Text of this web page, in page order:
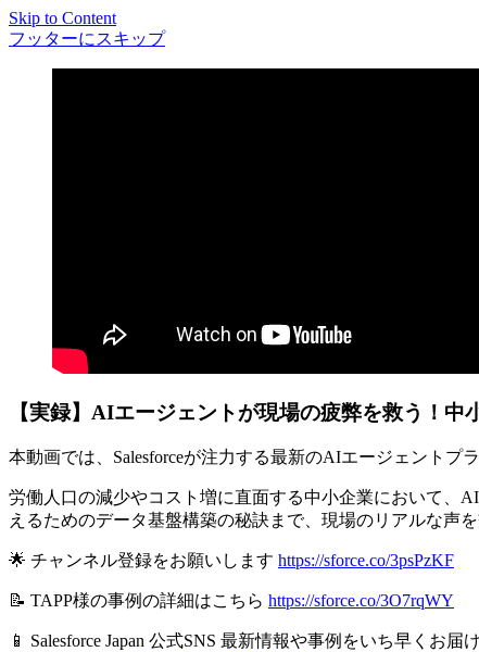
Skip to Content
フッターにスキップ
【実録】AIエージェントが現場の疲弊を救う！中
本動画では、Salesforceが注力する最新のAIエージェントプ
労働人口の減少やコスト増に直面する中小企業において、
えるためのデータ基盤構築の秘訣まで、現場のリアルな声
🌟 チャンネル登録をお願いします https://sforce.co/3psPzKF
📝 TAPP様の事例の詳細はこちら https://sforce.co/3O7rqWY
📱 Salesforce Japan 公式SNS 最新情報や事例をいち早くお